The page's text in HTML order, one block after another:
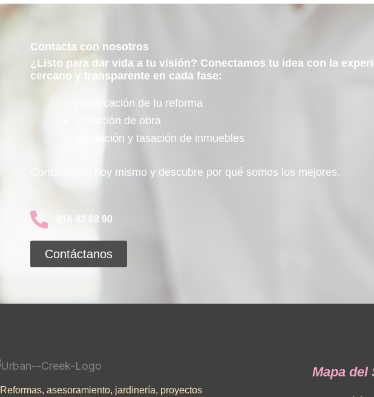
Contacta con nosotros
¿Listo para dar vida a tu visión? Conectamos tu idea con la
cercano y transparente en cada fase:
planificación de tu reforma
ejecución de obra
valoración y tasación de inmuebles
Contáctanos hoy mismo y descubre por qué somos los mejores.
616 42 68 90
Contáctanos
Reformas, asesoramiento, jardinería, proyectos
Mapa del